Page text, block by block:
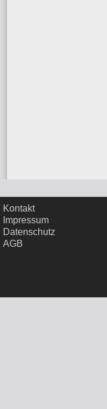
Kontakt
Impressum
Datenschutz
AGB